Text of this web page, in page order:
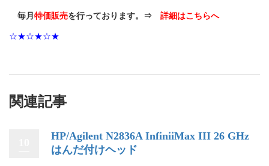
毎月 特価販売を行っております。⇒ 詳細はこちらへ
☆★☆★☆★
関連記事
HP/Agilent N2836A InfiniiMax III 26 GHz
はんだ付けヘッド